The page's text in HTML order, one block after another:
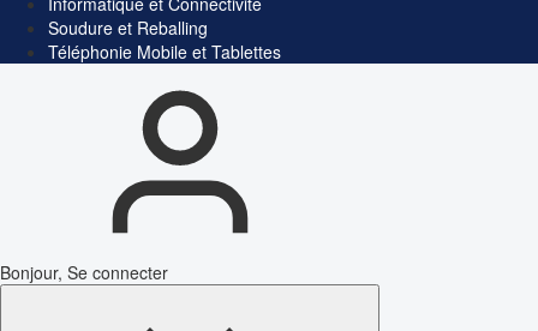
Soudure et Reballing
Téléphonie Mobile et Tablettes
Bonjour, Se connecter